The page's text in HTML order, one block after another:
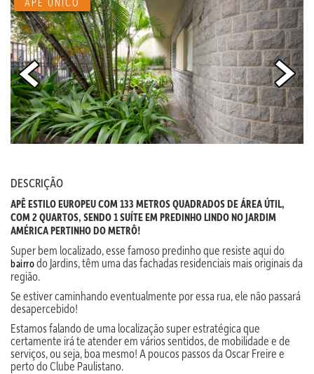
DESCRIÇÃO
APÊ ESTILO EUROPEU COM 133 METROS QUADRADOS DE ÁREA ÚTIL,
COM 2 QUARTOS, SENDO 1 SUÍTE EM PREDINHO LINDO NO JARDIM
AMÉRICA PERTINHO DO METRÔ!
Super bem localizado, esse famoso predinho que resiste aqui do
bairrodo Jardins, têm uma das fachadas residenciais mais originais da
região.
Se estiver caminhando eventualmente por essa rua, ele não passará
desapercebido!
Estamos falando de uma localização super estratégica que
certamente irá te atender em vários sentidos, de mobilidade e de
serviços, ou seja, boa mesmo! A poucos passos da Oscar Freire e
perto do Clube Paulistano.